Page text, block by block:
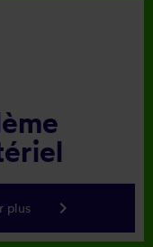
plus keyboard_arrow_right